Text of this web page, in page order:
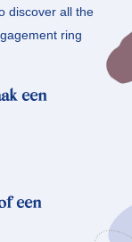
discover all the
ring
een
een